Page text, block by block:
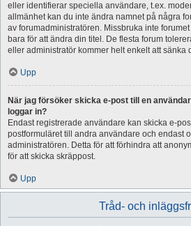
eller identifierar speciella användare, t.ex.
allmänhet kan du inte ändra namnet på några
av forumadministratören. Missbruka inte
bara för att ändra din titel. De flesta forum
eller administratör kommer helt enkelt att sänka
Upp
När jag försöker skicka e-post till en
loggar in?
Endast registrerade användare kan skicka e-
postformuläret till andra användare och endast
administratören. Detta för att förhindra att
för att skicka skräppost.
Upp
Tråd- och